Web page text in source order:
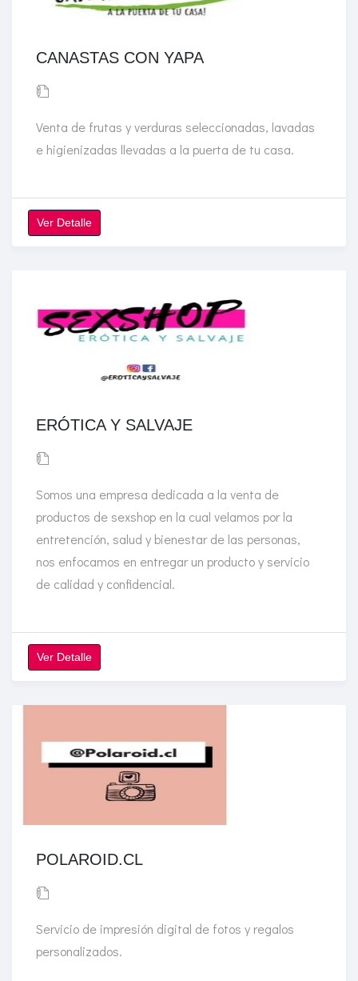
CANASTAS CON YAPA
Venta de frutas y verduras seleccionadas, lavadas
e higienizadas llevadas a la puerta de tu casa.
Ver Detalle
ERÓTICA Y SALVAJE
Somos una empresa dedicada a la venta de
productos de sexshop en la cual velamos por la
entretención, salud y bienestar de las personas,
nos enfocamos en entregar un producto y servicio
de calidad y confidencial.
Ver Detalle
POLAROID.CL
Servicio de impresión digital de fotos y regalos
personalizados.